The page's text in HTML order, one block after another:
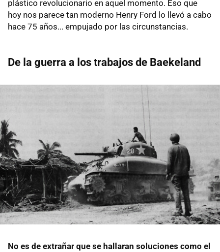
plástico revolucionario en aquel momento. Eso que
hoy nos parece tan moderno Henry Ford lo llevó a cabo
hace 75 años... empujado por las circunstancias.
De la guerra a los trabajos de Baekeland
No es de extrañar que se hallaran soluciones como el